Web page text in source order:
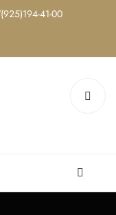
41-00